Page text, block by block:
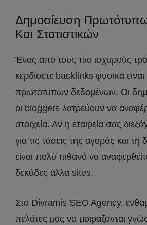
Δημοσίευση
Και Στατιστικών
Ένας από τους πιο ισχυρούς
κερδίσετε backlinks φυσικά
πρωτότυπων δεδομένων. Οι
οι bloggers λατρεύουν να
στοιχεία. Αν η εταιρεία σας
για τις τάσεις της αγοράς και τη
είναι πολύ πιθανό να
δεκάδες άλλα sites.
Στο Divramis SEO Agency,
πελάτες μας να μοιράζονται